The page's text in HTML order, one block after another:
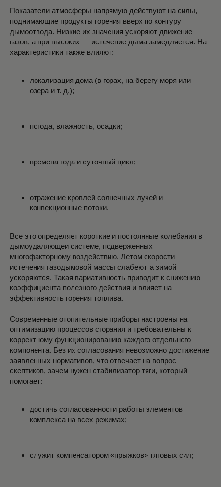
Показатели атмосферы напрямую действуют на силы,
поднимающие продукты горения вверх по контуру
дымоотвода. Низкие их значения ускоряют движение
газов, а при высоких — истечение дыма замедляется. На
характеристики также влияют:
локализация дома (в горах, на берегу моря или
озера и т. д.);
погода, влажность, осадки;
времена года и суточный цикл;
отражение кровлей солнечных лучей и
конвекционные потоки.
Все это определяет короткие и постоянные колебания в
дымоудаляющей системе, подверженных
многофакторному воздействию. Летом скорости
истечения газодымовой массы слабеют, а зимой
ускоряются. Такая вариативность приводит к снижению
коэффициента полезного действия и влияет на
эффективность горения топлива.
Современные отопительные приборы настроены на
оптимизацию процессов сгорания и требовательны к
корректному функционированию каждого отдельного
компонента. Без их согласования невозможно достижение
заявленных нормативов, что отвечает на вопрос
скептиков, зачем нужен стабилизатор тяги, который
помогает:
достичь согласованности работы элементов
комплекса на всех режимах;
служит компенсатором «прыжков» тяговых сил;